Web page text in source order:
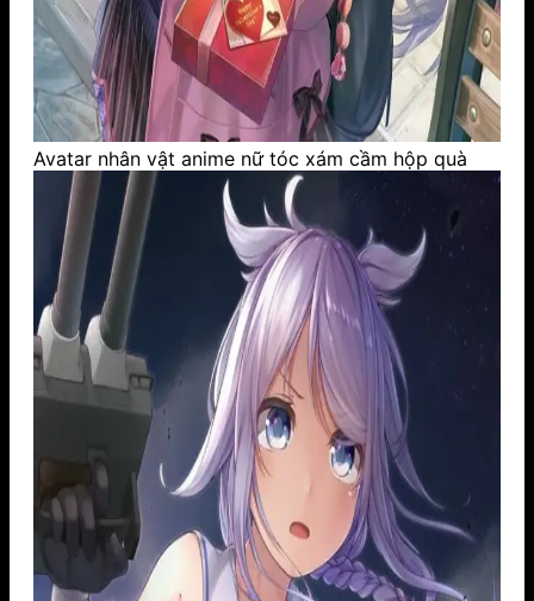
Avatar nhân vật anime nữ tóc xám cầm hộp quà